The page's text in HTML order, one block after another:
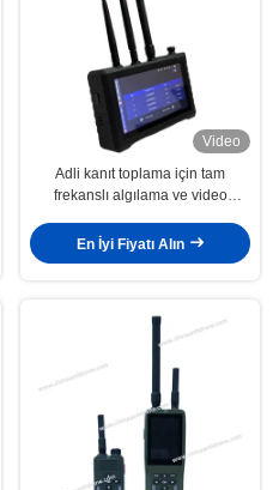
Video
Adli kanıt toplama için tam
frekanslı algılama ve video
Drone Detektörü
En İyi Fiyatı Alın